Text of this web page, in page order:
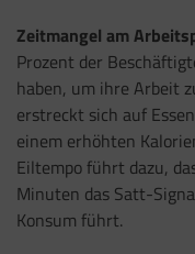
Zeitmangel am
Prozent der
haben, um ihre Arbeit
erstreckt sich auf
einem erhöhten
Eiltempo führt dazu,
Minuten das Satt-
Konsum führt.